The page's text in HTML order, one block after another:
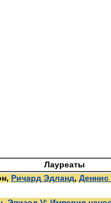
Лауреаты
Ричард Эдланд,